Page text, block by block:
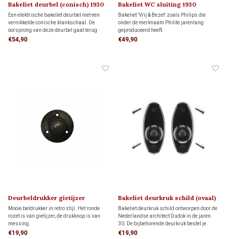
Bakeliet deurbel (conisch) 1930
Een elektrische bakeliet deurbel met een
vernikkelde conische klankschaal. De
oorsprong van deze deurbel gaat terug
naar de jaren '30 van de vorige eeuw en is
€54,90
Bakeliet WC sluiting 1930
Bakeliet 'Vrij & Bezet' zoals Philips die
onder de merknaam Philite jarenlang
geproduceerd heeft.
€49,90
Deurbeldrukker gietijzer
Mooie beldrukker in retro stijl. Het ronde
rozet is van gietijzer, de drukknop is van
messing.
€19,90
Bakeliet deurkruk schild (ovaal)
DUDOK 1930
Bakeliet deurkruk schild ontworpen door de
Nederlandse architect Dudok in de jaren
30. De bijbehorende deurkruk bestel je
hieronder apart bij 'gerelateerde producten'
€19,90